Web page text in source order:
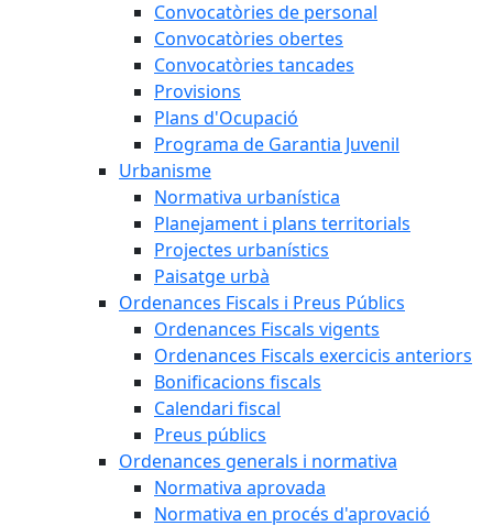
Convocatòries de personal
Convocatòries obertes
Convocatòries tancades
Provisions
Plans d'Ocupació
Programa de Garantia Juvenil
Urbanisme
Normativa urbanística
Planejament i plans territorials
Projectes urbanístics
Paisatge urbà
Ordenances Fiscals i Preus Públics
Ordenances Fiscals vigents
Ordenances Fiscals exercicis anteriors
Bonificacions fiscals
Calendari fiscal
Preus públics
Ordenances generals i normativa
Normativa aprovada
Normativa en procés d'aprovació